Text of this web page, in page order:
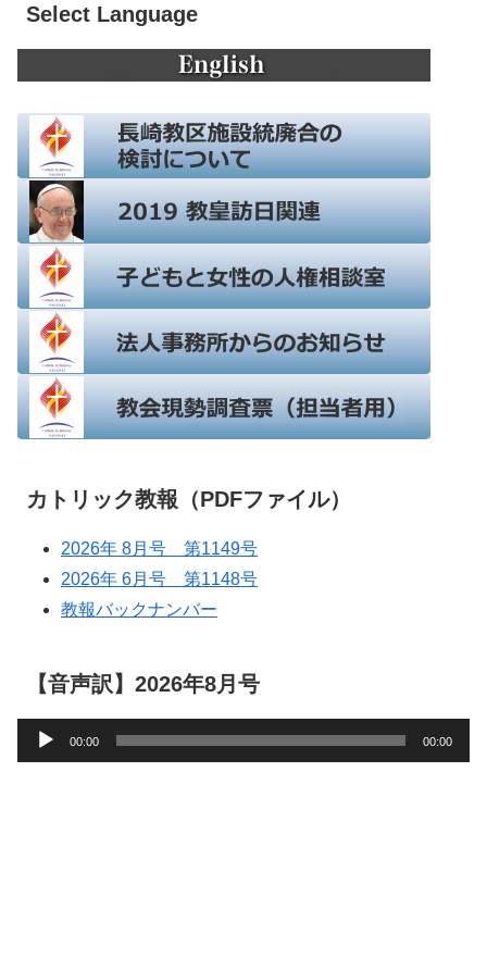
Select Language
カトリック教報（PDFファイル）
2026年 8月号 第1149号
2026年 6月号 第1148号
教報バックナンバー
【音声訳】2026年8月号
声
00:00 00:00